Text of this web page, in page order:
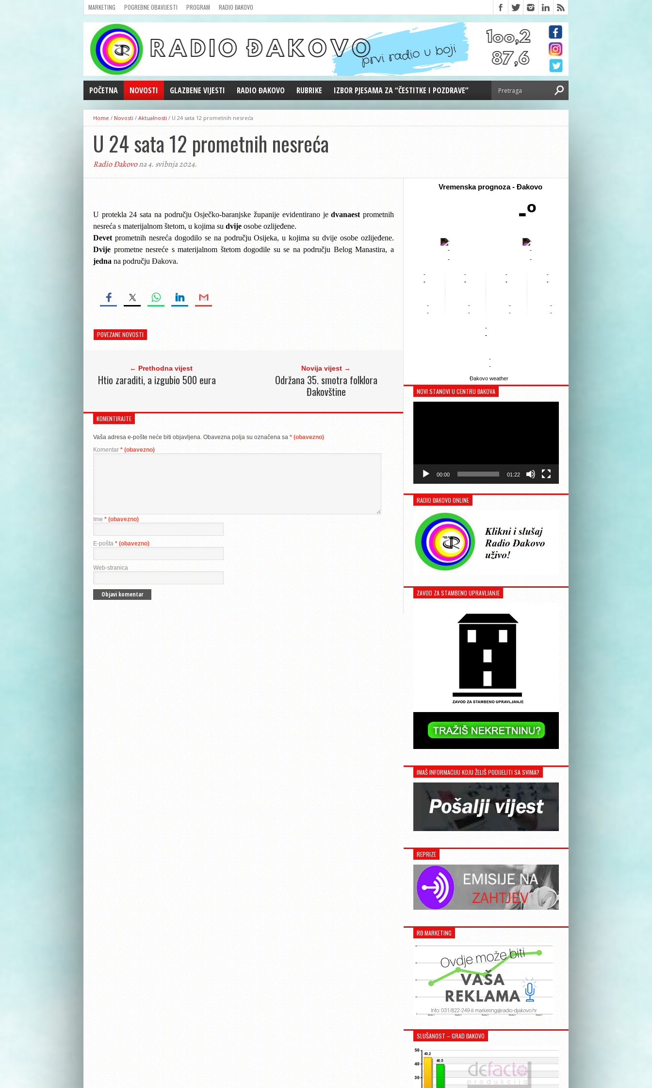
MARKETING POGREBNE OBAVIJESTI PROGRAM RADIO ĐAKOVO
POČETNA NOVOSTI
AKTUALNOSTI
CRNA KRONIKA
POLITIKA
ZANIMLJIVOSTI
GOSPODARSTVO
KULTURA
GLAZBENE VIJESTI RADIO ĐAKOVO
MARKETING
RUBRIKE
REPRIZE EMISIJA
DOBRE VIBRACIJE
ĐAKOVO GRADE
WEB ANKETA
IZBOR PJESAMA ZA “ČESTITKE I POZDRAVE”
Home / Novosti / Aktualnosti / U 24 sata 12 prometnih nesreća
U 24 sata 12 prometnih nesreća
Radio Đakovona 4. svibnja 2024.
U protekla 24 sata na području Osječko-baranjske županije evidentirano jedvanaest prometnih
nesreća s materijalnom štetom, u kojima su dvije osobe ozlijeđene.
Devet prometnih nesreća dogodilo se na području Osijeka, u kojima su dvije osobe ozlijeđene.
Dvije prometne nesreće s materijalnom štetom dogodile su se na području Belog Manastira, a
jedna na području Đakova.
POVEZANE NOVOSTI
← Prethodna vijest
Htio zaraditi, a izgubio 500 eura
Novija vijest →
Održana 35. smotra folklora
Đakovštine
KOMENTIRAJTE
Vaša adresa e-pošte neće biti objavljena. Obavezna polja su označena sa * (obavezno)
Komentar * (obavezno)
Ime * (obavezno)
E-pošta * (obavezno)
Web-stranica
Vremenska prognoza - Đakovo
-º
-
-
-
-
-
-
-
-
-
-
-
-
-
-
-
-
-
-
-
-
-
-
-
-
-
-
Đakovo weather
NOVI STANOVI U CENTRU ĐAKOVA
00:00 01:22
RADIO ĐAKOVO ONLINE
ZAVOD ZA STAMBENO UPRAVLJANJE
IMAŠ INFORMACIJU KOJU ŽELIŠ PODIJELITI SA SVIMA?
REPRIZE
RĐ MARKETING
SLUŠANOST – GRAD ĐAKOVO